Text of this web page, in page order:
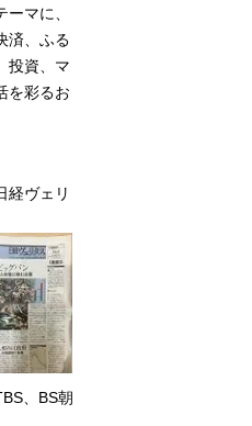
マに、
済、ふる
投資、マ
を彩るお
経ヴェリ
、BS朝